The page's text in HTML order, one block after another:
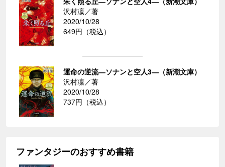
沢村凜／著
2020/10/28
649円（税込）
運命の逆流―ソナンと空人3―（新潮文庫）
沢村凜／著
2020/10/28
737円（税込）
ファンタジーのおすすめ書籍